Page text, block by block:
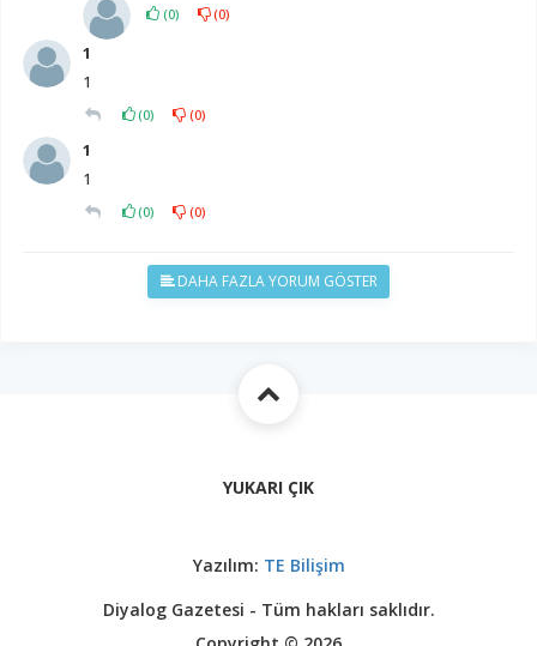
(0) (0)
1
1
(0) (0)
1
1
(0) (0)
DAHA FAZLA YORUM GÖSTER
YUKARI ÇIK
Yazılım: TE Bilişim
Diyalog Gazetesi - Tüm hakları saklıdır.